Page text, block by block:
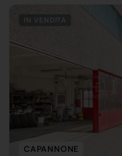
IN VENDITA
CAPANNONE